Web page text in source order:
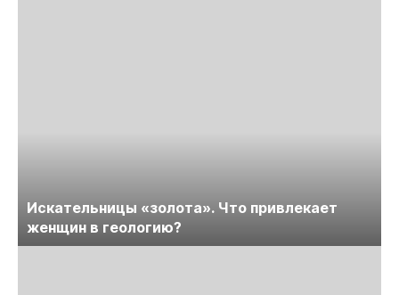
Искательницы «золота». Что привлекает
женщин в геологию?